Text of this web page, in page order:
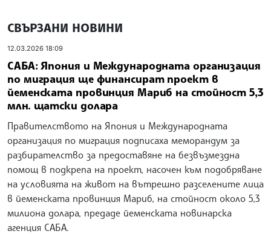
СВЪРЗАНИ НОВИНИ
12.03.2026 18:09
САБА: Япония и Международната организация
по миграция ще финансират проект в
йеменската провинция Мариб на стойност 5,3
млн. щатски долара
Правителството на Япония и Международната
организация по миграция подписаха меморандум за
разбирателство за предоставяне на безвъзмездна
помощ в подкрепа на проект, насочен към подобряване
на условията на живот на вътрешно разселените лица
в йеменската провинция Мариб, на стойност около 5,3
милиона долара, предаде йеменската новинарска
агенция САБА.